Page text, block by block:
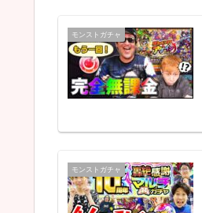
モンストガチャ
モンストガチャ